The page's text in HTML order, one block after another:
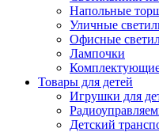
Напольные
Уличные
Офисные
Лампочки
Комплектующие
Товары для детей
Игрушки для
Детский